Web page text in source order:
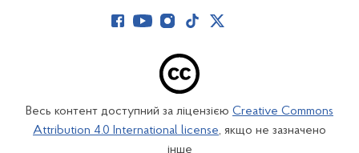
Весь контент доступний за ліцензією Creative Commons
Attribution 4.0 International license, якщо не зазначено
інше